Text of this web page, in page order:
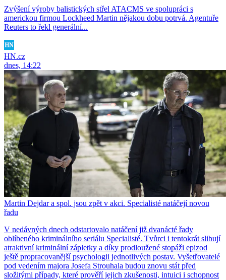
Zvýšení výroby balistických střel ATACMS ve spolupráci s
americkou firmou Lockheed Martin nějakou dobu potrvá. Agentuře
Reuters to řekl generální...
HN.cz
dnes, 14:22
Martin Dejdar a spol. jsou zpět v akci. Specialisté natáčejí novou
řadu
V nedávných dnech odstartovalo natáčení již dvanácté řady
oblíbeného kriminálního seriálu Specialisté. Tvůrci i tentokrát slibují
atraktivní kriminální zápletky a díky prodloužené stopáži epizod
ještě propracovanější psychologii jednotlivých postav. Vyšetřovatelé
pod vedením majora Josefa Strouhala budou znovu stát před
složitými případy, které prověří jejich zkušenosti, intuici i schopnost